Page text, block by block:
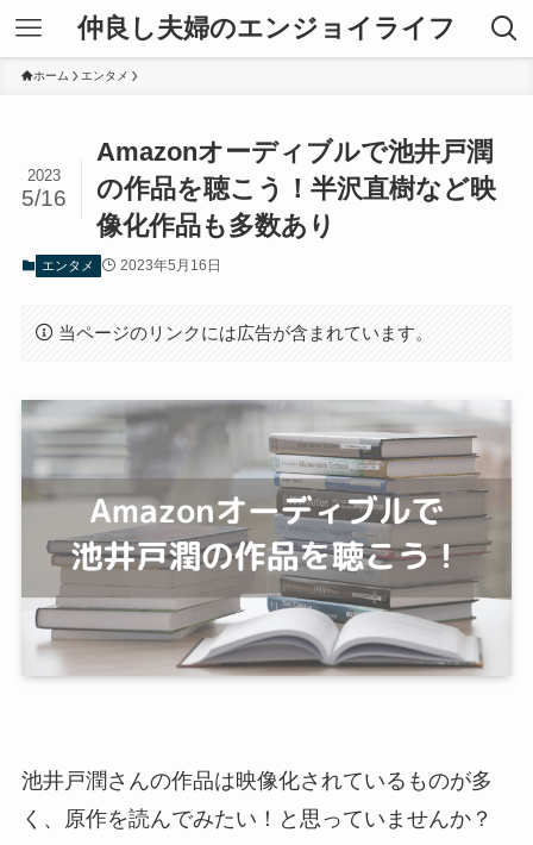
仲良し夫婦のエンジョイライフ
ホーム エンタメ
Amazonオーディブルで池井戸潤
の作品を聴こう！半沢直樹など映
像化作品も多数あり
2023
5/16
エンタメ 2023年5月16日
当ページのリンクには広告が含まれています。
池井戸潤さんの作品は映像化されているものが多
く、原作を読んでみたい！と思っていませんか？